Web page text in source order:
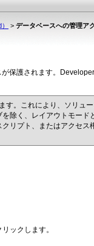
> データベースへの管理ア
保護されます。
す。これにより、ソリュ
を除く、レイアウトモード
リプト、またはアクセ
リックします。